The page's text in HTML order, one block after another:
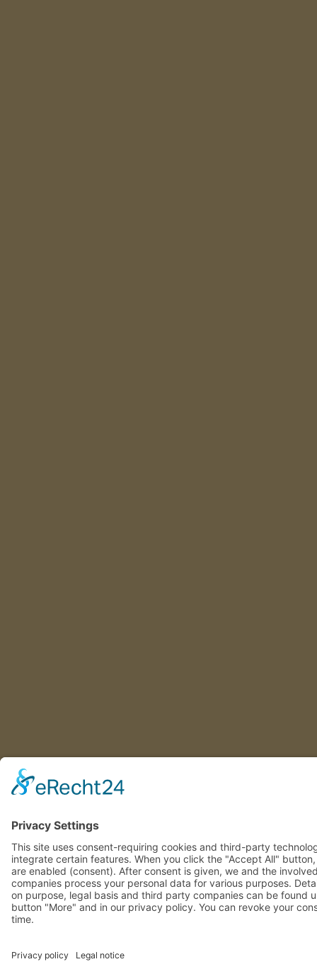
This site uses consent-requiring cookies and third-party
integrate certain features. When you click the "Accept All"
features are enabled (consent). After consent is given, we and
third-party companies process your personal data for various
found under the button "More" and in our privacy policy. You